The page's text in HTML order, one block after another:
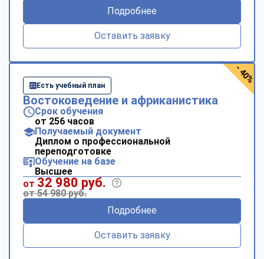
Подробнее
Оставить заявку
Есть учебный план
Востоковедение и африканистика
Срок обучения
от 256 часов
Получаемый документ
Диплом о профессиональной
переподготовке
Обучение на базе
Высшее
от 32 980 руб.
от 54 980 руб.
Подробнее
Оставить заявку
- 40%